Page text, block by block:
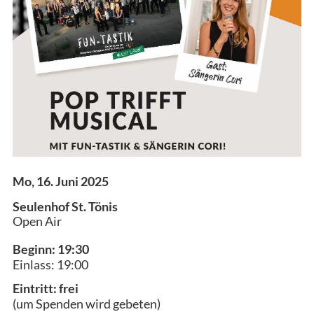
Mo, 16. Juni 2025
Seulenhof St. Tönis
Open Air
Beginn: 19:30
Einlass: 19:00
Eintritt: frei
(um Spenden wird gebeten)